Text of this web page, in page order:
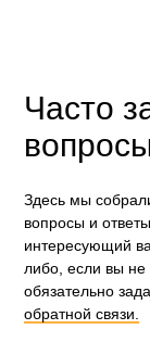
Часто
Здесь мы
вопросы и
интересующий
либо, если вы не
обязательно
обратной связи.